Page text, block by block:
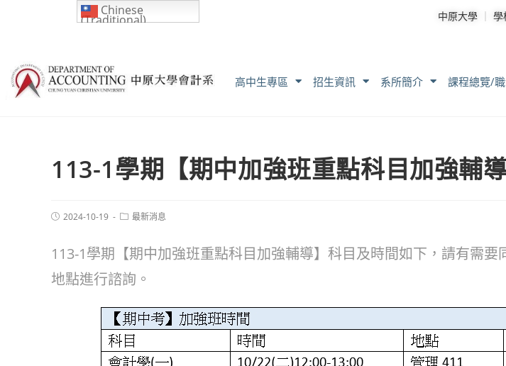
中原大學 ｜ 學
高中生專區 招生資訊 系所簡介 課程總覽/
113-1學期【期中加強班重點科目加強輔導
2024-10-19 最新消息
113-1學期【期中加強班重點科目加強輔導】科目及時間如下，請有需要
地點進行諮詢。
Chinese
(Traditional)